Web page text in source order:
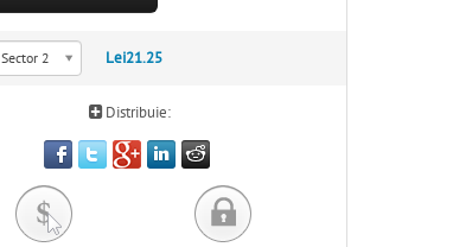
Sector 2 Lei21.25
Distribuie: